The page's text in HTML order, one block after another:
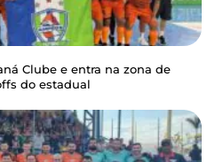
Clube e entra na zona de
do estadual